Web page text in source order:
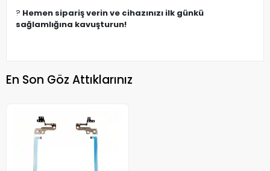
? Hemen sipariş verin ve cihazınızı ilk günkü
sağlamlığına kavuşturun!
En Son Göz Attıklarınız